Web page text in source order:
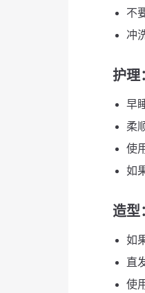
不
冲
护理
早
柔
使
如
造型
如
直
使